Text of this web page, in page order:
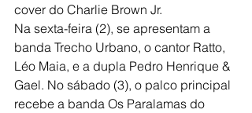
cover do Charlie Brown Jr.
Na sexta-feira (2), se apresentam a
banda Trecho Urbano, o cantor Ratto,
Léo Maia, e a dupla Pedro Henrique &
Gael. No sábado (3), o palco principal
recebe a banda Os Paralamas do